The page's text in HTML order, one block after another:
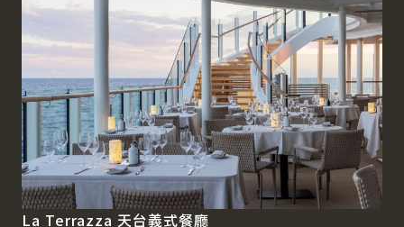
La Terrazza 天台義式餐廳